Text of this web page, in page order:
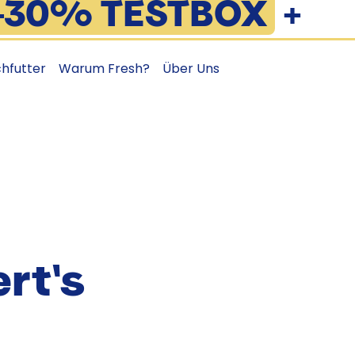
TESTBOX +
Warum Fresh? Über Uns